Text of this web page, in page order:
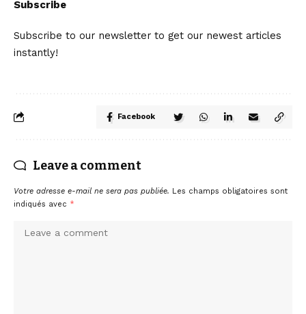
Subscribe
Subscribe to our newsletter to get our newest articles
instantly!
Facebook
Leave a comment
Votre adresse e-mail ne sera pas publiée. Les champs obligatoires sont
indiqués avec *